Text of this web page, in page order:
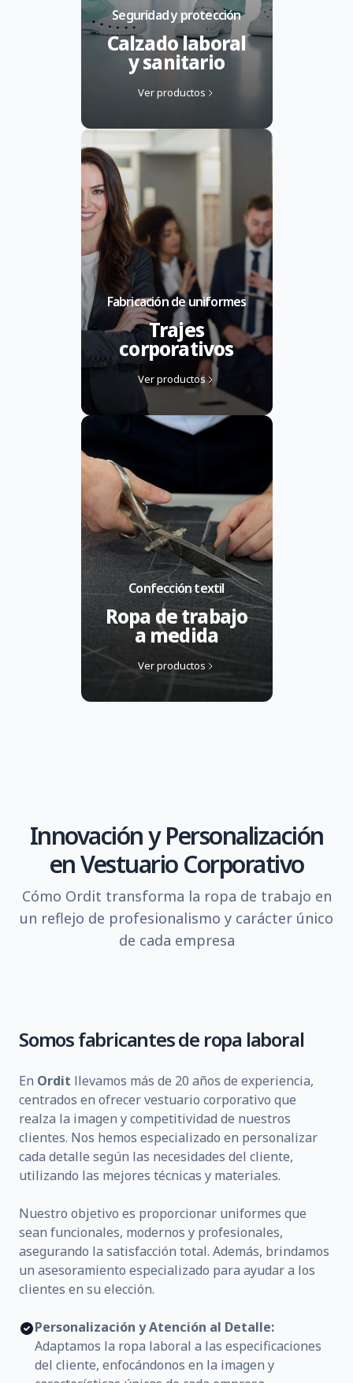
Seguridad y protección
Calzado laboral
y sanitario
Ver productos
Fabricación de uniformes
Trajes
corporativos
Ver productos
Confección textil
Ropa de trabajo
a medida
Ver productos
Innovación y Personalización
en Vestuario Corporativo
Cómo Ordit transforma la ropa de trabajo en
un reflejo de profesionalismo y carácter único
de cada empresa
Somos fabricantes de ropa laboral
En Ordit llevamos más de 20 años de experiencia,
centrados en ofrecer vestuario corporativo que
realza la imagen y competitividad de nuestros
clientes. Nos hemos especializado en personalizar
cada detalle según las necesidades del cliente,
utilizando las mejores técnicas y materiales.
Nuestro objetivo es proporcionar uniformes que
sean funcionales, modernos y profesionales,
asegurando la satisfacción total. Además, brindamos
un asesoramiento especializado para ayudar a los
clientes en su elección.
Personalización y Atención al Detalle:
Adaptamos la ropa laboral a las especificaciones
del cliente, enfocándonos en la imagen y